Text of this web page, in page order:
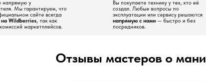
напрямую у
Мы гарантируем, что
сайте всегда
Wildberries, так как
маркетплейсов.
Вы покупаете технику у тех, кто её
создал. Любые вопросы по
эксплуатации или сервису решаются
напрямую с нами — быстро и без
посредников.
Отзывы мастеров о